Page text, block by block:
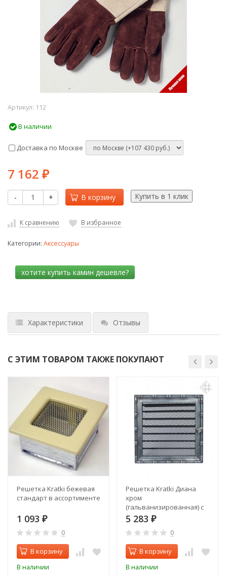
Артикул: 112
В наличии
Доставка по Москве
7 162 ₽
- + В корзину
К сравнению В избранное
Категории: Аксессуары
Характеристики Отзывы
С ЭТИМ ТОВАРОМ ТАКЖЕ ПОКУПАЮТ
Решетка Kratki бежевая
стандарт в ассортименте
1 093 ₽
0
В корзину
В наличии
Решетка Kratki Диана
хром
(гальванизированная) с
жалюзи в ассортименте
5 283 ₽
0
В корзину
В наличии